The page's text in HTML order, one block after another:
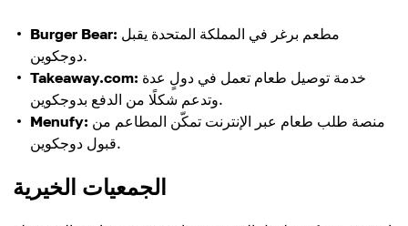
Burger Bear:
دوجكوين.
Takeaway.com:
وتدعم شكلًا من الدفع بدوجكوين.
Menufy:
قبول دوجكوين.
الجمعيات الخيرية